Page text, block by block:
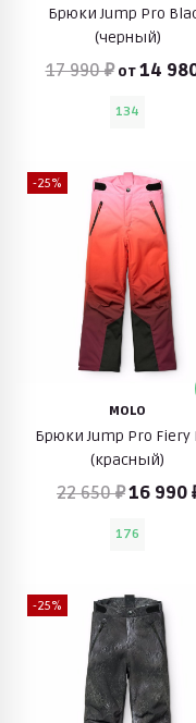
Брюки Jump Pro
(черный)
17 990 ₽ от14
134
-25%
MOLO
Брюки Jump Pro Fiery
(красный)
22 650 ₽16 990
176
-25%